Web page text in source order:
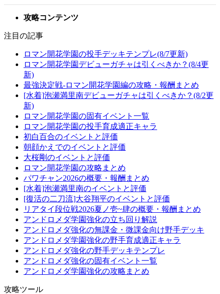
攻略コンテンツ
注目の記事
ロマン開花学園の投手デッキテンプレ(8/7更新)
ロマン開花学園デビューガチャは引くべきか？(8/4更
新)
最強決定戦-ロマン開花学園編の攻略・報酬まとめ
[水着]泡瀬満里南デビューガチャは引くべきか？(8/2更
新)
ロマン開花学園の固有イベント一覧
ロマン開花学園の投手育成適正キャラ
初白百合のイベントと評価
朝顔かえでのイベントと評価
大桜剛のイベントと評価
ロマン開花学園の攻略まとめ
パワチャン2026の概要・報酬まとめ
[水着]泡瀬満里南のイベントと評価
[復活の二刀流]大谷翔平のイベントと評価
リアタイ段位戦2026夏ノ壱~肆の概要・報酬まとめ
アンドロメダ学園強化の立ち回り解説
アンドロメダ強化の無課金・微課金向け野手デッキ
アンドロメダ学園強化の野手育成適正キャラ
アンドロメダ強化の野手デッキテンプレ
アンドロメダ強化の固有イベント一覧
アンドロメダ学園強化の攻略まとめ
攻略ツール